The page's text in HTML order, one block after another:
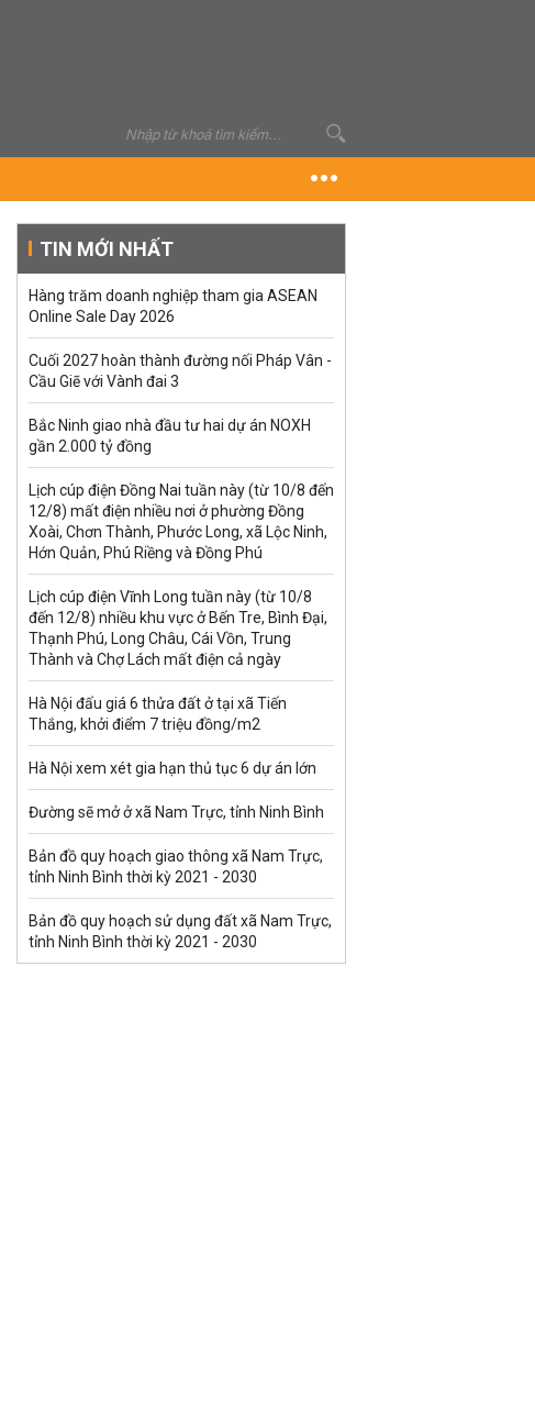
TIN MỚI NHẤT
Hàng trăm doanh nghiệp tham gia ASEAN
Online Sale Day 2026
Cuối 2027 hoàn thành đường nối Pháp Vân -
Cầu Giẽ với Vành đai 3
Bắc Ninh giao nhà đầu tư hai dự án NOXH
gần 2.000 tỷ đồng
Lịch cúp điện Đồng Nai tuần này (từ 10/8 đến
12/8) mất điện nhiều nơi ở phường Đồng
Xoài, Chơn Thành, Phước Long, xã Lộc Ninh,
Hớn Quản, Phú Riềng và Đồng Phú
Lịch cúp điện Vĩnh Long tuần này (từ 10/8
đến 12/8) nhiều khu vực ở Bến Tre, Bình Đại,
Thạnh Phú, Long Châu, Cái Vồn, Trung
Thành và Chợ Lách mất điện cả ngày
Hà Nội đấu giá 6 thửa đất ở tại xã Tiến
Thắng, khởi điểm 7 triệu đồng/m2
Hà Nội xem xét gia hạn thủ tục 6 dự án lớn
Đường sẽ mở ở xã Nam Trực, tỉnh Ninh Bình
Bản đồ quy hoạch giao thông xã Nam Trực,
tỉnh Ninh Bình thời kỳ 2021 - 2030
Bản đồ quy hoạch sử dụng đất xã Nam Trực,
tỉnh Ninh Bình thời kỳ 2021 - 2030